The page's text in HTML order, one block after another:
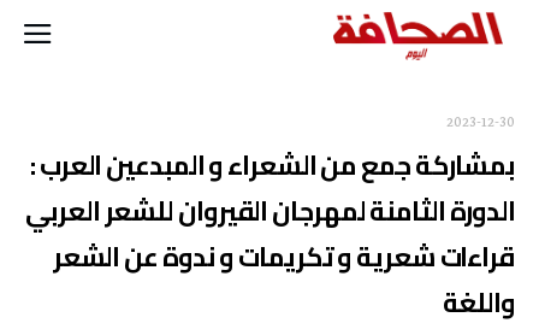
2023-12-30
بمشاركة جمع من الشعراء و المبدعين العرب :
الدورة الثامنة لمهرجان القيروان للشعر العربي
قراءات شعرية و تكريمات و ندوة عن الشعر
واللغة